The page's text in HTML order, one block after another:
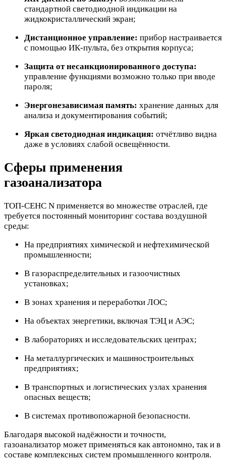
стандартной светодиодной индикации на
жидкокристаллический экран;
Дистанционное управление: прибор настраивается
с помощью ИК-пульта, без открытия корпуса;
Защита от несанкционированного доступа:
управление функциями возможно только при вводе
пароля;
Энергонезависимая память: хранение данных для
анализа и документирования событий;
Яркая светодиодная индикация: отчётливо видна
даже в условиях слабой освещённости.
Сферы применения
газоанализатора
ТОП-СЕНС N применяется во множестве отраслей, где
требуется постоянный мониторинг состава воздушной
среды:
На предприятиях химической и нефтехимической
промышленности;
В газораспределительных и газоочистных
установках;
В зонах хранения и переработки ЛОС;
На объектах энергетики, включая ТЭЦ и АЭС;
В лабораториях и исследовательских центрах;
На металлургических и машиностроительных
предприятиях;
В транспортных и логистических узлах хранения
опасных веществ;
В системах противопожарной безопасности.
Благодаря высокой надёжности и точности,
газоанализатор может применяться как автономно, так и в
составе комплексных систем промышленного контроля.